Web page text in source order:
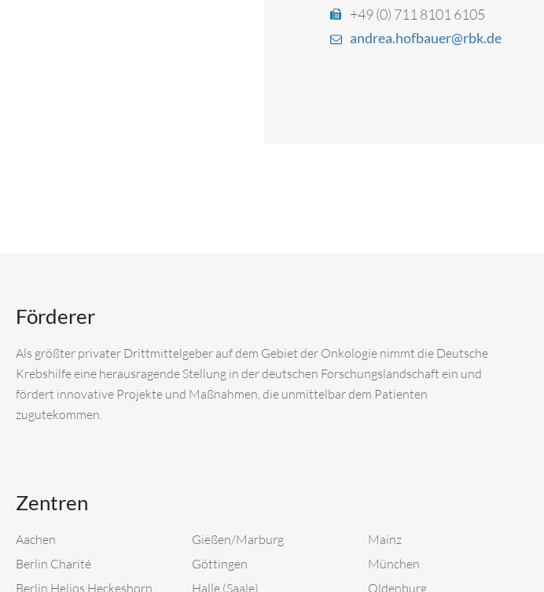
+49 (0) 711 8101 6105
andrea.hofbauer@rbk.de
Förderer
Als größter privater Drittmittelgeber auf dem Gebiet der Onkologie nimmt die Deutsche
Krebshilfe eine herausragende Stellung in der deutschen Forschungslandschaft ein und
fördert innovative Projekte und Maßnahmen, die unmittelbar dem Patienten
zugutekommen.
Zentren
Aachen
Berlin Charité
Berlin Helios Heckeshorn
Gießen/Marburg
Göttingen
Halle (Saale)
Mainz
München
Oldenburg